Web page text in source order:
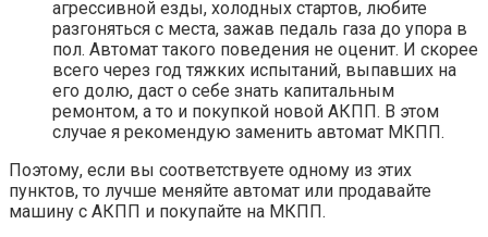
агрессивной езды, холодных стартов, любите
разгоняться с места, зажав педаль газа до упора в
пол. Автомат такого поведения не оценит. И скорее
всего через год тяжких испытаний, выпавших на
его долю, даст о себе знать капитальным
ремонтом, а то и покупкой новой АКПП. В этом
случае я рекомендую заменить автомат МКПП.
Поэтому, если вы соответствуете одному из этих
пунктов, то лучше меняйте автомат или продавайте
машину с АКПП и покупайте на МКПП.